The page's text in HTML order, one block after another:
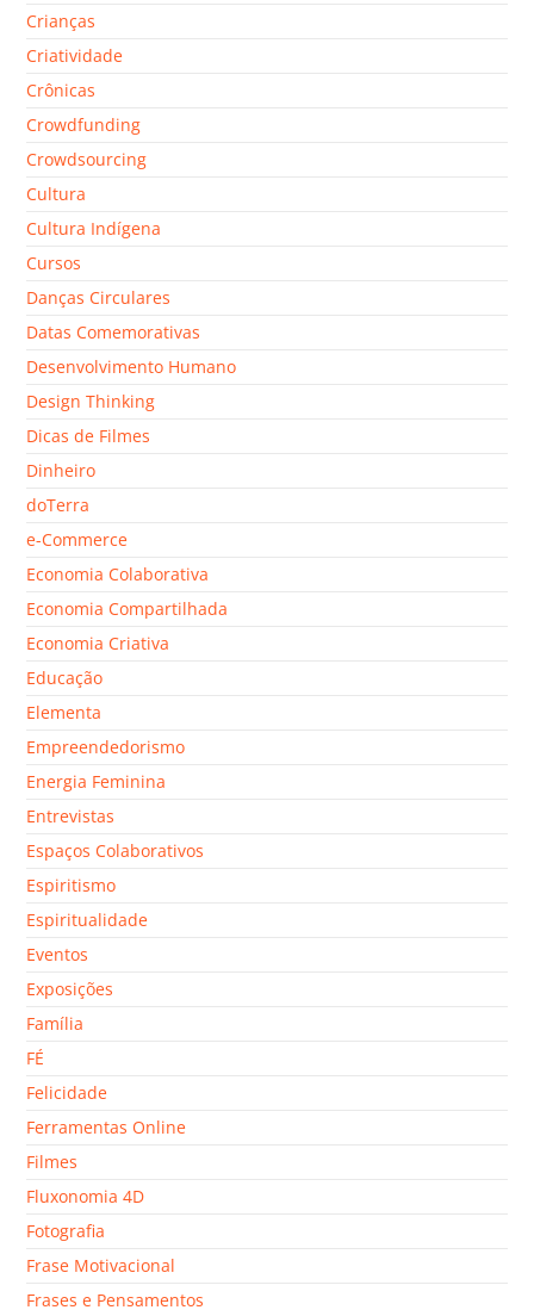
Crianças
Criatividade
Crônicas
Crowdfunding
Crowdsourcing
Cultura
Cultura Indígena
Cursos
Danças Circulares
Datas Comemorativas
Desenvolvimento Humano
Design Thinking
Dicas de Filmes
Dinheiro
doTerra
e-Commerce
Economia Colaborativa
Economia Compartilhada
Economia Criativa
Educação
Elementa
Empreendedorismo
Energia Feminina
Entrevistas
Espaços Colaborativos
Espiritismo
Espiritualidade
Eventos
Exposições
Família
FÉ
Felicidade
Ferramentas Online
Filmes
Fluxonomia 4D
Fotografia
Frase Motivacional
Frases e Pensamentos